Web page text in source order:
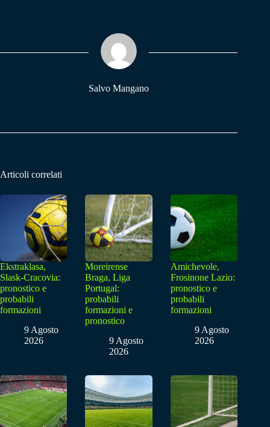
pp m
Salvo Mangano
Articoli correlati
Ekstraklasa,
Slask-Cracovia:
pronostico e
probabili
formazioni
9 Agosto
2026
Moreirense
Braga, Liga
Portugal:
probabili
formazioni e
pronostico
9 Agosto
2026
Amichevole,
Frosinone Lazio:
pronostico e
probabili
formazioni
9 Agosto
2026